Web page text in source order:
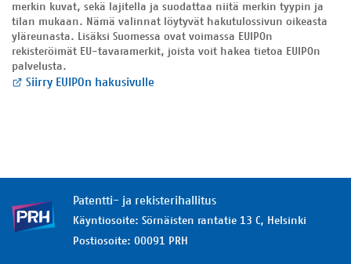
merkin kuvat, sekä lajitella ja suodattaa niitä merkin tyypin ja
tilan mukaan. Nämä valinnat löytyvät hakutulossivun oikeasta
yläreunasta. Lisäksi Suomessa ovat voimassa EUIPOn
rekisteröimät EU-tavaramerkit, joista voit hakea tietoa EUIPOn
palvelusta.
Siirry EUIPOn hakusivulle
Patentti- ja rekisterihallitus
Käyntiosoite: Sörnäisten rantatie 13 C, Helsinki
Postiosoite: 00091 PRH